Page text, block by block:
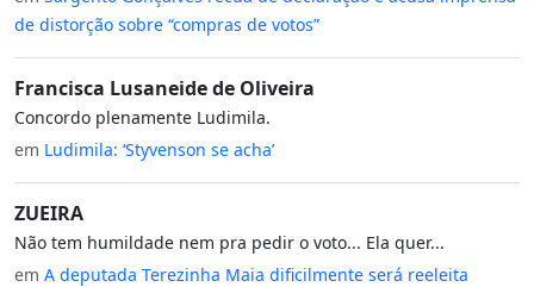
de distorção sobre “compras de votos”
Francisca Lusaneide de Oliveira
Concordo plenamente Ludimila.
em Ludimila: ‘Styvenson se acha’
ZUEIRA
Não tem humildade nem pra pedir o voto... Ela quer...
em A deputada Terezinha Maia dificilmente será reeleita